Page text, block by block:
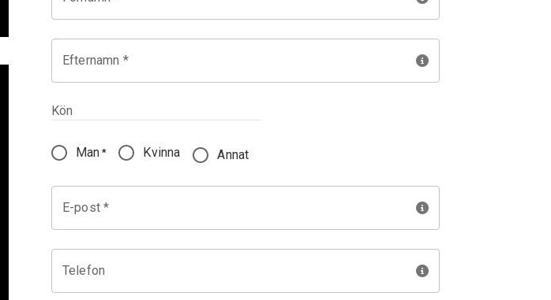
Efternamn *
Kön
Man * Kvinna Annat
E-post *
Telefon